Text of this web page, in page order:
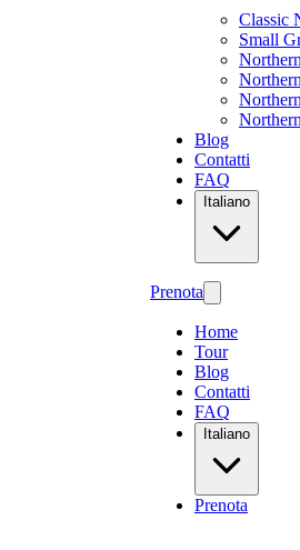
Classic
Small
Blog
Contatti
FAQ
Italiano
Prenota
Home
Tour
Blog
Contatti
FAQ
Italiano
Prenota